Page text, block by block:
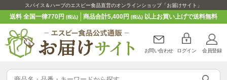
スパイス＆ハーブのエスビー食品直営のオンラインショップ「お届けサイト」
送料 全国一律770円(税込) 商品合計5,400円 (税込)以上お買い上げで送料無料
お問い合わせ ログイン 会員登録